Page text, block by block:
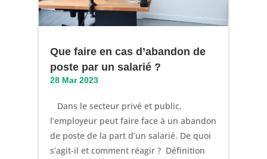
Que faire en cas d’abandon de
poste par un salarié ?
28 Mar 2023
Dans le secteur privé et public,
l’employeur peut faire face à un abandon
de poste de la part d’un salarié. De quoi
s’agit-il et comment réagir ? Définition